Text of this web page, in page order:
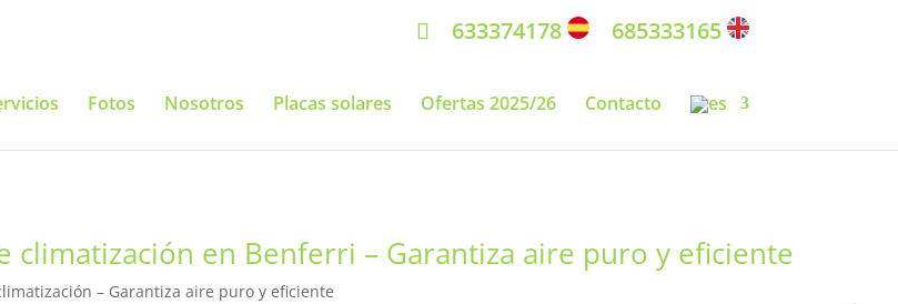
633374178 685333165
Fotos Nosotros Placas solares Ofertas 2025/26 Contacto
en Benferri – Garantiza aire puro y eficiente
– Garantiza aire puro y eficiente